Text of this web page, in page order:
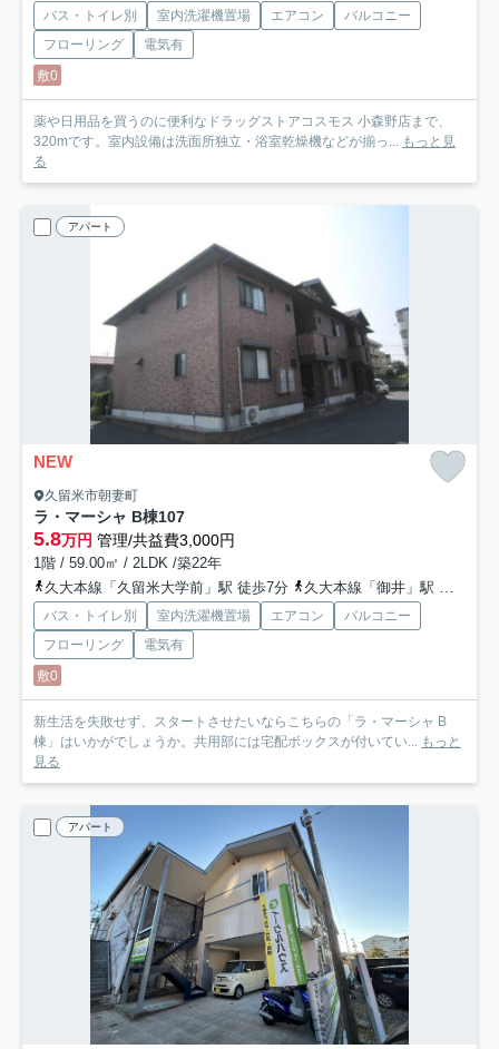
バス・トイレ別 室内洗濯機置場 エアコン
バルコニー
フローリング
電気有
敷0
薬や日用品を買うのに便利なドラッグストアコスモス 小森野店まで、
320mです。室内設備は洗面所独立・浴室乾燥機などが揃っ... もっと見
る
アパート
NEW
久留米市朝妻町
ラ・マーシャ B棟107
5.8万円 管理/共益費3,000円
1階 / 59.00㎡ / 2LDK /築22年
久大本線「久留米大学前」駅 徒歩7分
久大本線「御井」駅 徒歩22分
バス・トイレ別 室内洗濯機置場 エアコン
バルコニー
フローリング
電気有
敷0
新生活を失敗せず、スタートさせたいならこちらの「ラ・マーシャ B
棟」はいかがでしょうか。共用部には宅配ボックスが付いてい... もっと
見る
アパート